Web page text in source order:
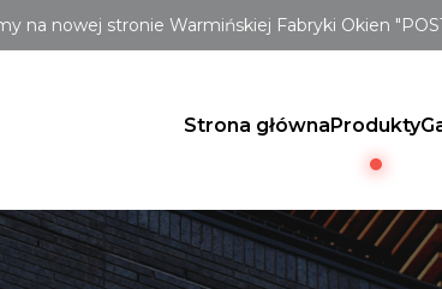
na nowej stronie Warmińskiej Fabryki Okien
Strona głównaProdukty